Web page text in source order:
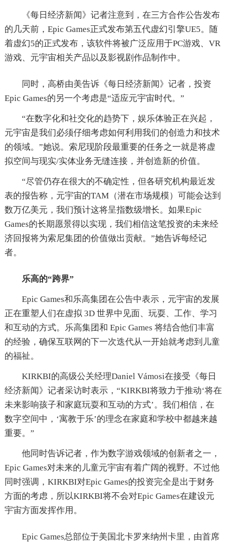
《每日经济新闻》记者注意到，在三方合作公告发布
的几天前，Epic Games正式发布第五代虚幻引擎UE5。随
着虚幻5的正式发布，该软件将被广泛应用于PC游戏、VR
游戏、元宇宙相关产品以及影视剧作品制作中。
同时，高桥由美告诉《每日经济新闻》记者，投资
Epic Games的另一个考虑是“适应元宇宙时代。”
“在数字化和社交化的趋势下，娱乐体验正在兴起，
元宇宙是我们必须仔细考虑如何利用我们的创造力和技术
的领域。”她说。索尼现阶段最重要的任务之一就是将虚
拟空间与现实/实体业务无缝连接，并创造新的价值。
“尽管仍存在很大的不确定性，但各研究机构最近发
表的报告称，元宇宙的TAM（潜在市场规模）可能会达到
数万亿美元，我们预计这将呈指数级增长。如果Epic
Games的长期愿景得以实现，我们相信这笔投资的未来经
济回报将为索尼集团的价值做出贡献。”她告诉每经记
者。
乐高的“跨界”
Epic Games和乐高集团在公告中表示，元宇宙的发展
正在重塑人们在虚拟 3D 世界中见面、玩耍、工作、学习
和互动的方式。乐高集团和 Epic Games 将结合他们丰富
的经验，确保互联网的下一次迭代从一开始就考虑到儿童
的福祉。
KIRKBI的高级公关经理Daniel Vámosi在接受《每日
经济新闻》记者采访时表示，“KIRKBI将致力于推动‘将在
未来影响孩子和家庭玩耍和互动的方式’。我们相信，在
数字空间中，‘寓教于乐’的理念在家庭和学校中都越来越
重要。”
他同时告诉记者，作为数字游戏领域的创新者之一，
Epic Games对未来的儿童元宇宙有着广阔的视野。不过他
同时强调，KIRKBI对Epic Games的投资完全是出于财务
方面的考虑，所以KIRKBI将不会对Epic Games在建设元
宇宙方面发挥作用。
Epic Games总部位于美国北卡罗来纳州卡里，由首席